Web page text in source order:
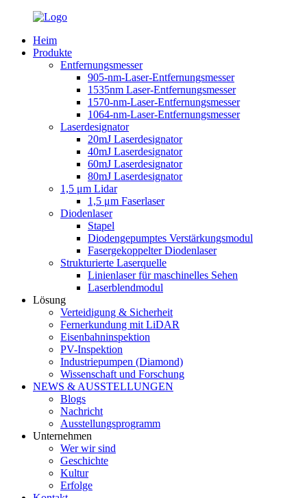
Heim
Produkte
Entfernungsmesser
905-nm-Laser-Entfernungsmesser
1535nm Laser-Entfernungsmesser
1570-nm-Laser-Entfernungsmesser
1064-nm-Laser-Entfernungsmesser
Laserdesignator
20mJ Laserdesignator
40mJ Laserdesignator
60mJ Laserdesignator
80mJ Laserdesignator
1,5 μm Lidar
1,5 μm Faserlaser
Diodenlaser
Stapel
Diodengepumptes Verstärkungsmodul
Fasergekoppelter Diodenlaser
Strukturierte Laserquelle
Linienlaser für maschinelles Sehen
Laserblendmodul
Lösung
Verteidigung & Sicherheit
Fernerkundung mit LiDAR
Eisenbahninspektion
PV-Inspektion
Industriepumpen (Diamond)
Wissenschaft und Forschung
NEWS & AUSSTELLUNGEN
Blogs
Nachricht
Ausstellungsprogramm
Unternehmen
Wer wir sind
Geschichte
Kultur
Erfolge